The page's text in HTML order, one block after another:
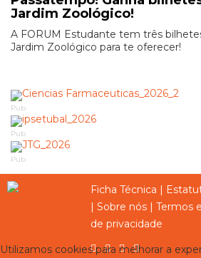
Jardim Zoológico!
A FORUM Estudante tem três
Jardim Zoológico para te oferecer!
Pub
Pub
Pub
Ficha Técnica |
| Sobre nós | Termos
de privacidade
Utilizamos cookies para melhorar a